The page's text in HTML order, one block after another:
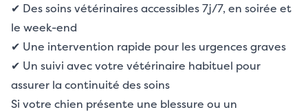
✔ Des soins vétérinaires accessibles 7j/7, en soirée et
le week-end
✔ Une intervention rapide pour les urgences graves
✔ Un suivi avec votre vétérinaire habituel pour
assurer la continuité des soins
Si votre chien présente une blessure ou un